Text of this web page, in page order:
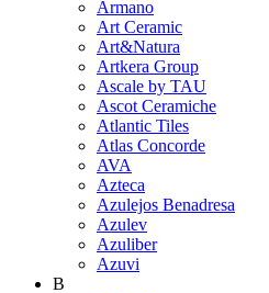
Armano
Art Ceramic
Art&Natura
Artkera Group
Ascale by TAU
Ascot Ceramiche
Atlantic Tiles
Atlas Concorde
AVA
Azteca
Azulejos Benadresa
Azulev
Azuliber
Azuvi
B